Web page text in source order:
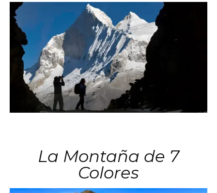
La Montaña de 7
Colores